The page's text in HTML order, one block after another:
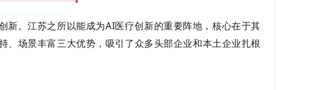
新。江苏之所以能成为AI医疗创新的重要阵地，核心在于其
、场景丰富三大优势，吸引了众多头部企业和本土企业扎根